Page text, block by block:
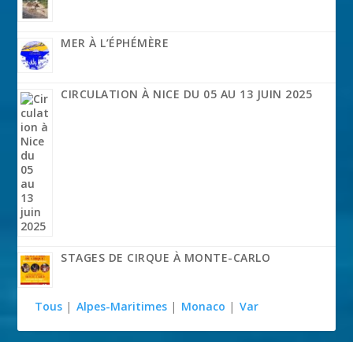
MER À L’ÉPHÉMÈRE
CIRCULATION À NICE DU 05 AU 13 JUIN 2025
STAGES DE CIRQUE À MONTE-CARLO
Tous | Alpes-Maritimes | Monaco | Var